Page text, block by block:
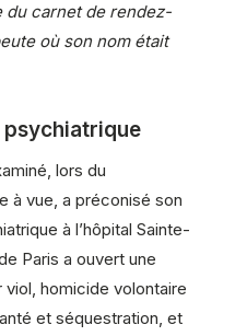
du carnet de rendez-
où son nom était
psychiatrique
lors du
à vue, a préconisé son
à l’hôpital Sainte-
Paris a ouvert une
homicide volontaire
et séquestration, et